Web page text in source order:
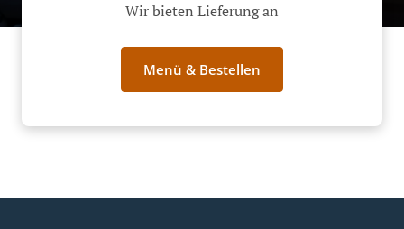
Wir bieten Lieferung an
Menü & Bestellen